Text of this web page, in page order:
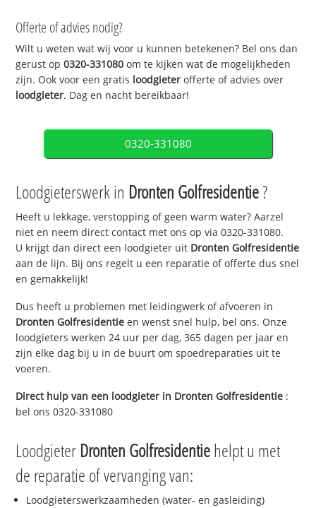
Offerte of advies nodig?
Wilt u weten wat wij voor u kunnen betekenen? Bel ons dan
gerust op0320-331080 om te kijken wat de mogelijkheden
zijn. Ook voor een gratis loodgieter offerte of advies over
loodgieter. Dag en nacht bereikbaar!
0320-331080
Loodgieterswerk in Dronten Golfresidentie?
Heeft u lekkage, verstopping of geen warm water? Aarzel
niet en neem direct contact met ons op via 0320-331080.
U krijgt dan direct een loodgieter uit Dronten Golfresidentie
aan de lijn. Bij ons regelt u een reparatie of offerte dus snel
en gemakkelijk!
Dus heeft u problemen met leidingwerk of afvoeren in
Dronten Golfresidentieen wenst snel hulp, bel ons. Onze
loodgieters werken 24 uur per dag, 365 dagen per jaar en
zijn elke dag bij u in de buurt om spoedreparaties uit te
voeren.
Direct hulp van een loodgieter in Dronten Golfresidentie :
bel ons 0320-331080
Loodgieter Dronten Golfresidentiehelpt u met
de reparatie of vervanging van:
Loodgieterswerkzaamheden (water- en gasleiding)